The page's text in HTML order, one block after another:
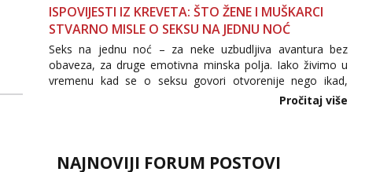
ISPOVIJESTI IZ KREVETA: ŠTO ŽENE I MUŠKARCI
STVARNO MISLE O SEKSU NA JEDNU NOĆ
Seks na jednu noć – za neke uzbudljiva avantura bez
obaveza, za druge emotivna minska polja. Iako živimo u
vremenu kad se o seksu govori otvorenije nego ikad,
tema „jedne noći strasti“ i dalje izaziva burne rasprave. Što
Pročitaj više
NAJNOVIJI FORUM POSTOVI